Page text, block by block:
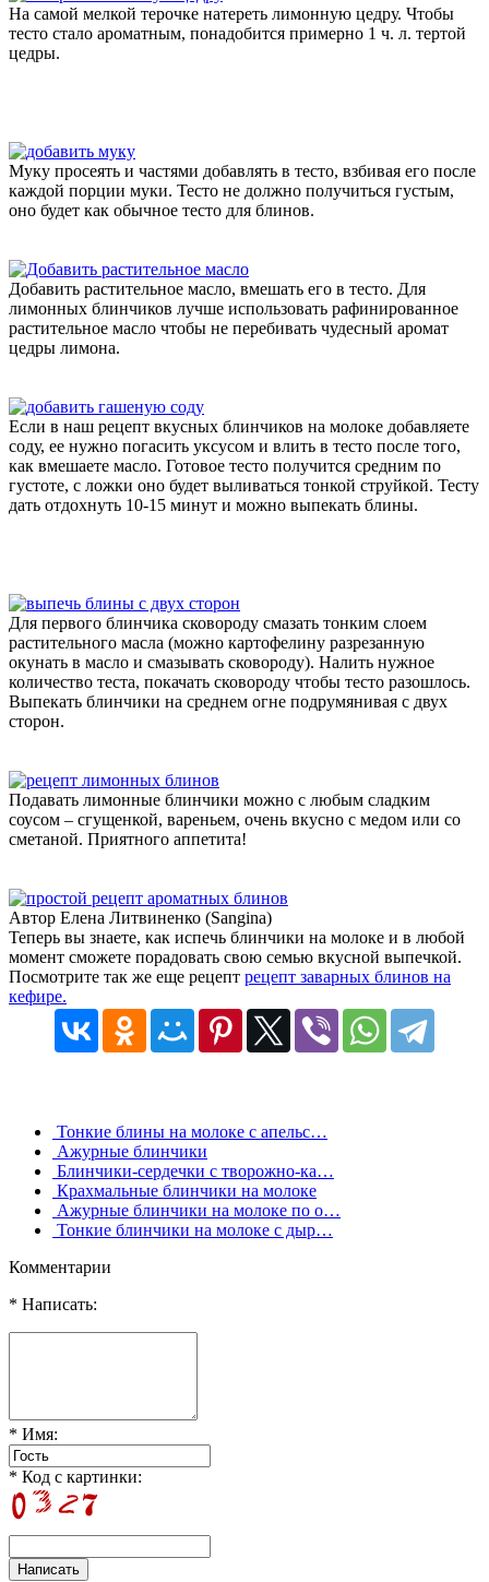
На самой мелкой терочке натереть лимонную цедру. Чтобы
тесто стало ароматным, понадобится примерно 1 ч. л. тертой
цедры.
Муку просеять и частями добавлять в тесто, взбивая его после
каждой порции муки. Тесто не должно получиться густым,
оно будет как обычное тесто для блинов.
Добавить растительное масло, вмешать его в тесто. Для
лимонных блинчиков лучше использовать рафинированное
растительное масло чтобы не перебивать чудесный аромат
цедры лимона.
Если в наш рецепт вкусных блинчиков на молоке добавляете
соду, ее нужно погасить уксусом и влить в тесто после того,
как вмешаете масло. Готовое тесто получится средним по
густоте, с ложки оно будет выливаться тонкой струйкой. Тесту
дать отдохнуть 10-15 минут и можно выпекать блины.
Для первого блинчика сковороду смазать тонким слоем
растительного масла (можно картофелину разрезанную
окунать в масло и смазывать сковороду). Налить нужное
количество теста, покачать сковороду чтобы тесто разошлось.
Выпекать блинчики на среднем огне подрумянивая с двух
сторон.
Подавать лимонные блинчики можно с любым сладким
соусом – сгущенкой, вареньем, очень вкусно с медом или со
сметаной. Приятного аппетита!
Автор Елена Литвиненко (Sangina)
Теперь вы знаете, как испечь блинчики на молоке и в любой
момент сможете порадовать свою семью вкусной выпечкой.
Посмотрите так же еще рецепт рецепт заварных блинов на
кефире.
Тонкие блины на молоке с апельс…
Ажурные блинчики
Блинчики-сердечки с творожно-ка…
Крахмальные блинчики на молоке
Ажурные блинчики на молоке по о…
Тонкие блинчики на молоке с дыр…
Комментарии
* Написать:
* Имя:
* Код с картинки: